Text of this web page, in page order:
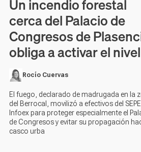
Un incendio forestal
cerca del Palacio de
Congresos de
obliga a activar el nivel
Rocío Cuervas
El fuego, declarado de madrugada en la
del Berrocal, movilizó a efectivos del
Infoex para proteger especialmente el
de Congresos y evitar su propagación
casco urba